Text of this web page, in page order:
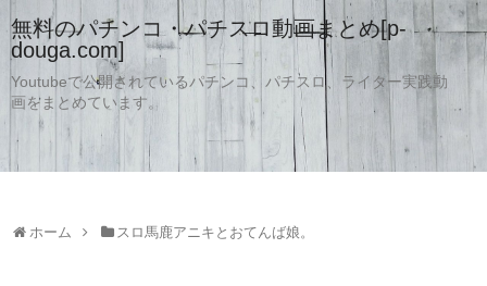
無料のパチンコ・パチスロ動画まとめ[p-
douga.com]
Youtubeで公開されているパチンコ、パチスロ、ライター実践動
画をまとめています。
ホーム スロ馬鹿アニキとおてんば娘。